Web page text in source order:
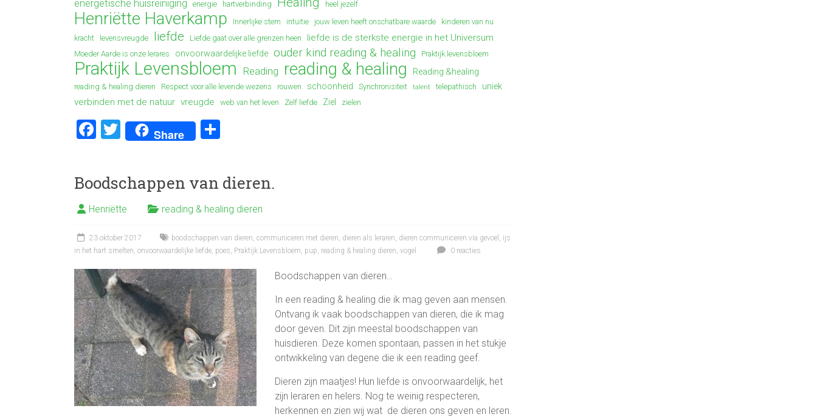
energetische huisreiniging energie hartverbinding heel jezelf
Henriëtte Haverkamp Innerlijke stem intuïtie jouw leven heeft onschatbare waarde
kinderen van nu
kracht
levensvreugde liefde Liefde gaat over alle grenzen heen liefde is de sterkste energie in het Universum
Moeder Aarde is onze lerares onvoorwaardelijke liefde ouder kind reading & healing Praktijk.levensbloem
Praktijk Levensbloem Reading reading & healing Reading &healing
reading & healing dieren Respect voor alle levende wezens rouwen schoonheid Synchronisiteit talent telepathisch uniek
verbinden met de natuur vreugde web van het leven Zelf liefde Ziel zielen
F
b
o
T
wi
er
Share
n
Boodschappen van dieren.
Henriëtte reading & healing dieren
23 oktober 2017 boodschappen van dieren, communiceren met dieren, dieren als leraren, dieren communiceren via gevoel , ijs
in het hart smelten, onvoorwaardelijke liefde, poes, Praktijk Levensbloem, pup, reading & healing dieren, vogel 0 reacties
Boodschappen van dieren…
In een reading & healing die ik mag geven aan mensen.
Ontvang ik vaak boodschappen van dieren, die ik mag
door geven. Dit zijn meestal boodschappen van
huisdieren. Deze komen spontaan, passen in het stukje
ontwikkeling van degene die ik een reading geef.
Dieren zijn maatjes! Hun liefde is onvoorwaardelijk, het
zijn leraren en helers. Nog te weinig respecteren,
herkennen en zien wij wat de dieren ons geven en leren.